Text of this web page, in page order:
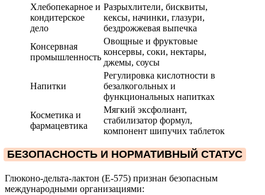
Хлебопекарное и
кондитерское
дело
Разрыхлители, бисквиты,
кексы, начинки, глазури,
бездрожжевая выпечка
Консервная
промышленность
Овощные и фруктовые
консервы, соки, нектары,
джемы, соусы
Напитки
Регулировка кислотности в
безалкогольных и
функциональных напитках
Косметика и
фармацевтика
Мягкий эксфолиант,
стабилизатор формул,
компонент шипучих таблеток
БЕЗОПАСНОСТЬ И НОРМАТИВНЫЙ СТАТУС
Глюконо-дельта-лактон (Е-575) признан безопасным
международными организациями: